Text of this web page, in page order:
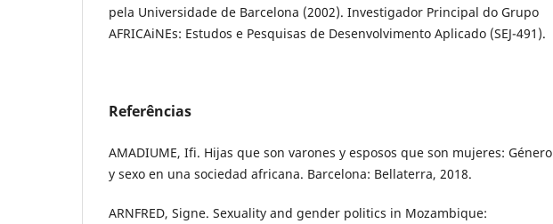
pela Universidade de Barcelona (2002). Investigador Principal do Grupo
AFRICAiNEs: Estudos e Pesquisas de Desenvolvimento Aplicado (SEJ-491).
Referências
AMADIUME, Ifi. Hijas que son varones y esposos que son mujeres: Género
y sexo en una sociedad africana. Barcelona: Bellaterra, 2018.
ARNFRED, Signe. Sexuality and gender politics in Mozambique: